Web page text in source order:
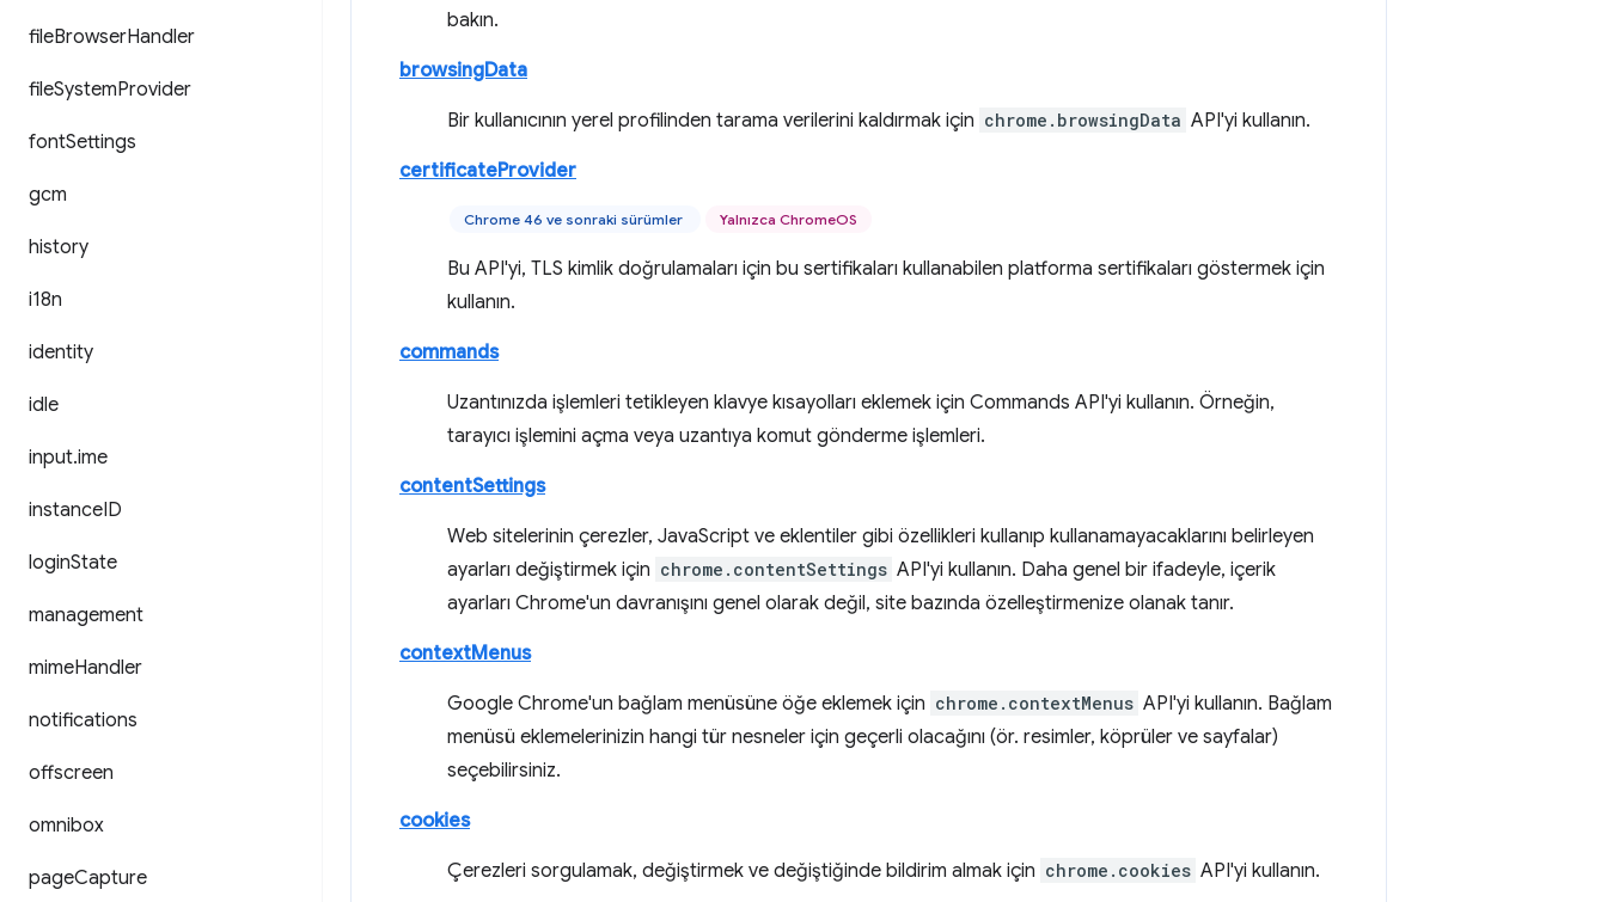
fileBrowserHandler
fileSystemProvider
fontSettings
gcm
history
i18n
identity
idle
input.ime
instanceID
loginState
management
mimeHandler
notifications
offscreen
omnibox
pageCapture
bakın.
browsingData
Bir kullanıcının yerel profilinden tarama verilerini kaldırmak için chrome.browsingData API'yi kullanın.
certificateProvider
Chrome 46 ve sonraki sürümler Yalnızca ChromeOS
Bu API'yi, TLS kimlik doğrulamaları için bu sertifikaları kullanabilen platforma sertifikaları göstermek için
kullanın.
commands
Uzantınızda işlemleri tetikleyen klavye kısayolları eklemek için Commands API'yi kullanın. Örneğin,
tarayıcı işlemini açma veya uzantıya komut gönderme işlemleri.
contentSettings
Web sitelerinin çerezler, JavaScript ve eklentiler gibi özellikleri kullanıp kullanamayacaklarını belirleyen
ayarları değiştirmek için chrome.contentSettings API'yi kullanın. Daha genel bir ifadeyle, içerik
ayarları Chrome'un davranışını genel olarak değil, site bazında özelleştirmenize olanak tanır.
contextMenus
Google Chrome'un bağlam menüsüne öğe eklemek için chrome.contextMenus API'yi kullanın. Bağlam
menüsü eklemelerinizin hangi tür nesneler için geçerli olacağını (ör. resimler, köprüler ve sayfalar)
seçebilirsiniz.
cookies
Çerezleri sorgulamak, değiştirmek ve değiştiğinde bildirim almak için chrome.cookies API'yi kullanın.